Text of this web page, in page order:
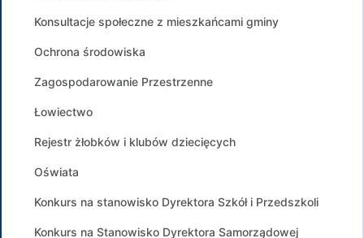
Konsultacje społeczne z mieszkańcami gminy
Ochrona środowiska
Zagospodarowanie Przestrzenne
Łowiectwo
Rejestr żłobków i klubów dziecięcych
Oświata
Konkurs na stanowisko Dyrektora Szkół i Przedszkoli
Konkurs na Stanowisko Dyrektora Samorządowej